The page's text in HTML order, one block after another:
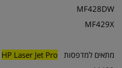
MF428DW
MF429X
מתאים למדפסות HP Laser Jet Pro